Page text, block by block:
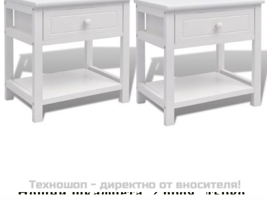
Tweet
Нощни шкафчета, 2 броя, дърво,